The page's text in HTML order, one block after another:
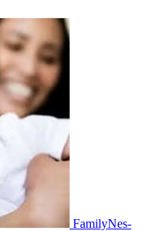
FamilyNes-